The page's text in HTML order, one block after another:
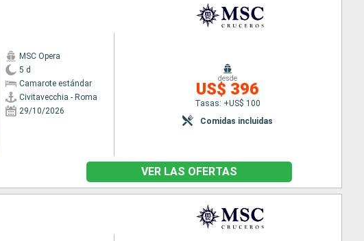
MSC Opera
5 d
Camarote estándar
Civitavecchia - Roma
29/10/2026
desde
US$ 396
Tasas: +US$ 100
Comidas incluidas
VER LAS OFERTAS